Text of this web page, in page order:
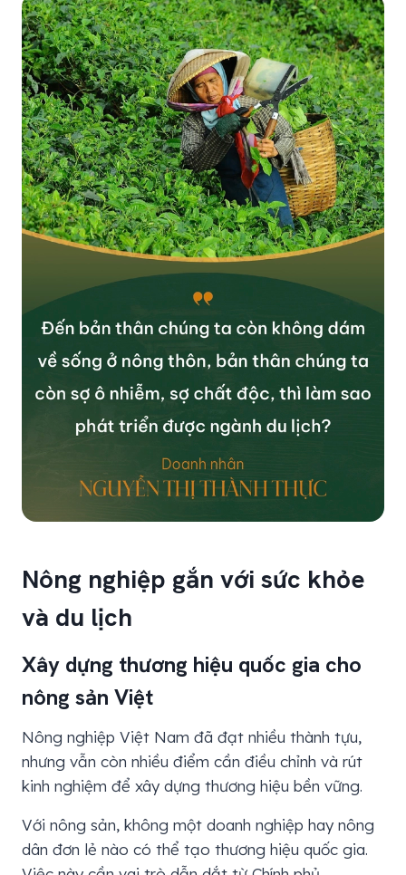
Nông nghiệp gắn với sức khỏe
và du lịch
Xây dựng thương hiệu quốc gia cho
nông sản Việt
Nông nghiệp Việt Nam đã đạt nhiều thành tựu,
nhưng vẫn còn nhiều điểm cần điều chỉnh và rút
kinh nghiệm để xây dựng thương hiệu bền vững.
Với nông sản, không một doanh nghiệp hay nông
dân đơn lẻ nào có thể tạo thương hiệu quốc gia.